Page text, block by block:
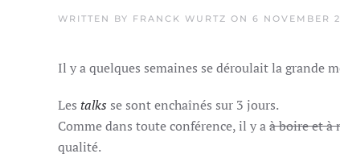
WRITTEN BY FRANCK WURTZ ON 6 NOVEMBER
Il y a quelques semaines se déroulait la grande
Les talks se sont enchaînés sur 3 jours.
Comme dans toute conférence, il y aà boire et à
qualité.